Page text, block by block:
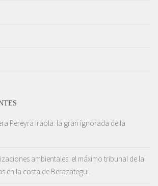
Pereyra Iraola: la gran ignorada de la
ambientales: el máximo tribunal de la
en la costa de Berazategui.